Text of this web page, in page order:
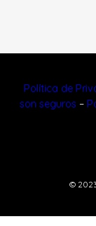
Política de
son seguros –
©